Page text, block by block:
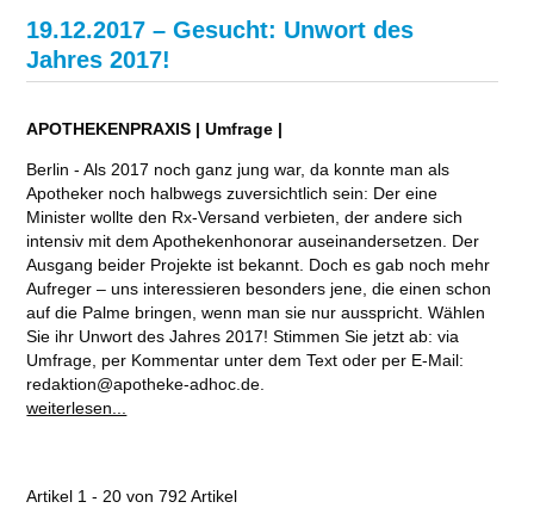
19.12.2017 – Gesucht: Unwort des
Jahres 2017!
APOTHEKENPRAXIS | Umfrage |
Berlin - Als 2017 noch ganz jung war, da konnte man als
Apotheker noch halbwegs zuversichtlich sein: Der eine
Minister wollte den Rx-Versand verbieten, der andere sich
intensiv mit dem Apothekenhonorar auseinandersetzen. Der
Ausgang beider Projekte ist bekannt. Doch es gab noch mehr
Aufreger – uns interessieren besonders jene, die einen schon
auf die Palme bringen, wenn man sie nur ausspricht. Wählen
Sie ihr Unwort des Jahres 2017! Stimmen Sie jetzt ab: via
Umfrage, per Kommentar unter dem Text oder per E-Mail:
redaktion@apotheke-adhoc.de.
weiterlesen...
Artikel 1 - 20 von 792 Artikel